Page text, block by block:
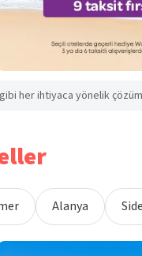
her ihtiyaca yönelik
Alanya Side